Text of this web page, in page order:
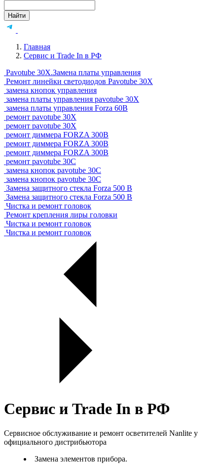
Найти
Главная
Сервис и Trade In в РФ
Pavotube 30X.Замена платы управления
Ремонт линейки светодиодов Pavotube 30X
замена кнопок управления
замена платы управления pavotube 30X
замена платы управления Forza 60B
ремонт pavotube 30X
ремонт pavotube 30X
ремонт диммера FORZA 300B
ремонт диммера FORZA 300B
ремонт диммера FORZA 300B
ремонт pavotube 30С
замена кнопок pavotube 30С
замена кнопок pavotube 30С
Замена защитного стекла Forza 500 B
Замена защитного стекла Forza 500 B
Чистка и ремонт головок
Ремонт крепления лиры головки
Чистка и ремонт головок
Чистка и ремонт головок
Сервис и Trade In в РФ
Сервисное обслуживание и ремонт осветителей Nanlite у
официального дистрибьютора
Замена элементов прибора.